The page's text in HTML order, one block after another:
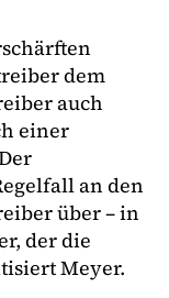
dem
auch
einer
an den
über – in
der die
Meyer.